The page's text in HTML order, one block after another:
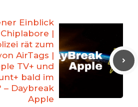
Einblick
|
rät zum
AirTags |
TV+ und
bald im
– Daybreak
Apple